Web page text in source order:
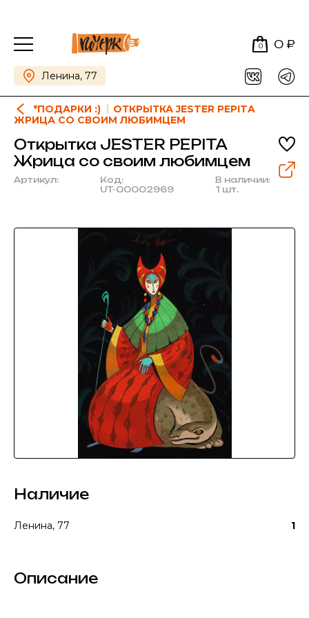
0 0 ₽
Ленина, 77
*ПОДАРКИ :)
ОТКРЫТКА JESTER PEPITA
ЖРИЦА СО СВОИМ ЛЮБИМЦЕМ
Открытка JESTER PEPITA
Жрица со своим любимцем
Артикул:
Код:
UT-00002969
В наличии:
1 шт.
Наличие
Ленина, 77 1
Описание